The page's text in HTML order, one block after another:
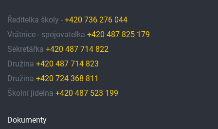
Ředitelka školy - +420 736 276 044
Vrátnice - spojovatelka +420 487 825 179
Sekretářka +420 487 714 822
Družina +420 487 714 823
Družina +420 724 368 811
Školní jídelna +420 487 523 199
Dokumenty